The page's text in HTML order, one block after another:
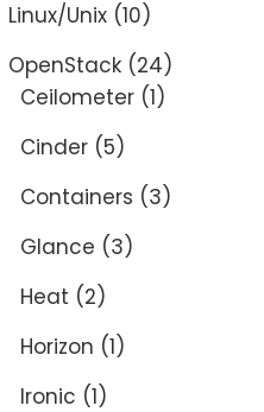
Linux/Unix (10)
OpenStack (24)
Ceilometer (1)
Cinder (5)
Containers (3)
Glance (3)
Heat (2)
Horizon (1)
Ironic (1)